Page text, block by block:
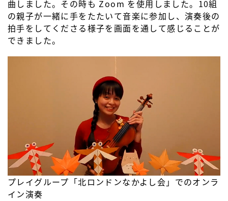
曲しました。その時も Zoom を使用しました。10組
の親子が一緒に手をたたいて音楽に参加し、演奏後の
拍手をしてくださる様子を画面を通して感じることが
できました。
プレイグループ「北ロンドンなかよし会」でのオンラ
イン演奏